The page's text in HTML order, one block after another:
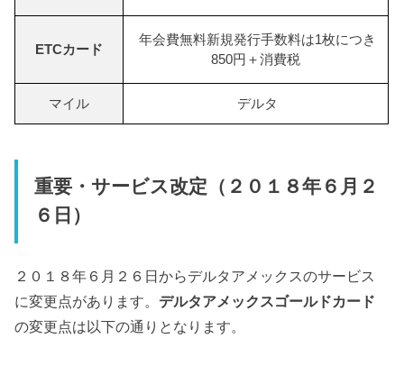
ETCカード
年会費無料新規発行手数料は1枚につき
850円＋消費税
マイル デルタ
重要・サービス改定（２０１８年６月２
６日）
２０１８年６月２６日からデルタアメックスのサービス
に変更点があります。 デルタアメックスゴールドカード
の変更点は以下の通りとなります。